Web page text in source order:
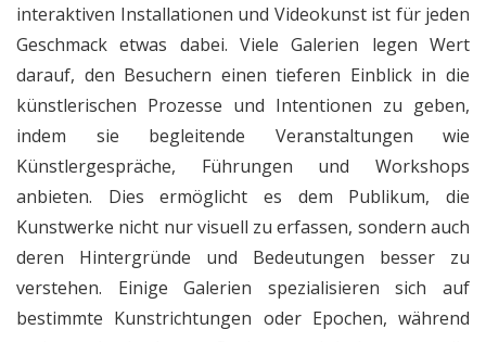
interaktiven Installationen und Videokunst ist für jeden
Geschmack etwas dabei. Viele Galerien legen Wert
darauf, den Besuchern einen tieferen Einblick in die
künstlerischen Prozesse und Intentionen zu geben,
indem sie begleitende Veranstaltungen wie
Künstlergespräche, Führungen und Workshops
anbieten. Dies ermöglicht es dem Publikum, die
Kunstwerke nicht nur visuell zu erfassen, sondern auch
deren Hintergründe und Bedeutungen besser zu
verstehen. Einige Galerien spezialisieren sich auf
bestimmte Kunstrichtungen oder Epochen, während